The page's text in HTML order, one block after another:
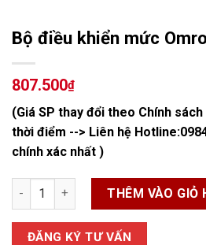
Bộ điều khiển mức
807.500₫
(Giá SP thay đổi theo Chính
thời điểm --> Liên hệ Hotline:
chính xác nhất )
Bộ điều khiển mức Omron 61F-GP-
THÊM VÀO GIỎ
ĐĂNG KÝ TƯ VẤN